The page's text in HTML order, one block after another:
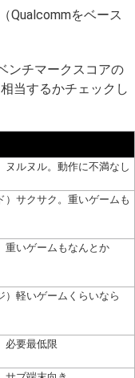
Qualcommをベース
ンチマークスコアの
当するかチェックし
ヌルヌル。動作に不満なし
）サクサク。重いゲームも
重いゲームもなんとか
）軽いゲームくらいなら
必要最低限